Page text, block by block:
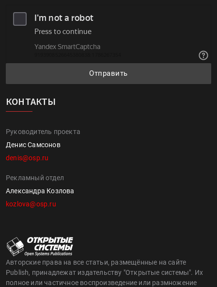
Отправить
КОНТАКТЫ
Руководитель проекта
Денис Самсонов
denis@osp.ru
Рекламный отдел
Александра Козлова
kozlova@osp.ru
Авторские права на все статьи, размещённые на сайте
Publish, принадлежат издательству "Открытые системы". Их
полное или частичное воспроизведение или размножение